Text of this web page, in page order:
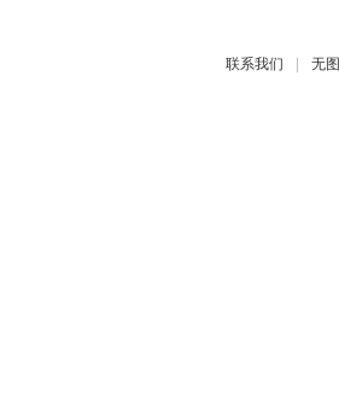
联系我们 | 无